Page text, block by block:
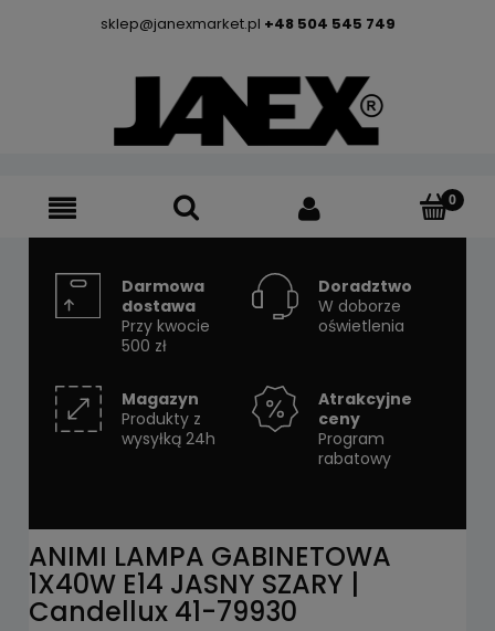
sklep@janexmarket.pl +48 504 545 749
Darmowa
dostawa
Przy kwocie
500 zł
Doradztwo
W doborze
oświetlenia
Magazyn
Produkty z
wysyłką 24h
Atrakcyjne
ceny
Program
rabatowy
ANIMI LAMPA GABINETOWA
1X40W E14 JASNY SZARY |
Candellux 41-79930